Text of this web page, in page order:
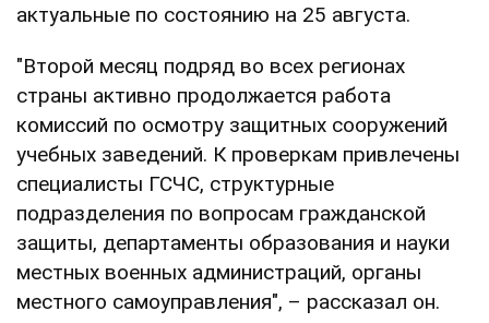
актуальные по состоянию на 25 августа.
"Второй месяц подряд во всех регионах
страны активно продолжается работа
комиссий по осмотру защитных сооружений
учебных заведений. К проверкам привлечены
специалисты ГСЧС, структурные
подразделения по вопросам гражданской
защиты, департаменты образования и науки
местных военных администраций, органы
местного самоуправления", – рассказал он.